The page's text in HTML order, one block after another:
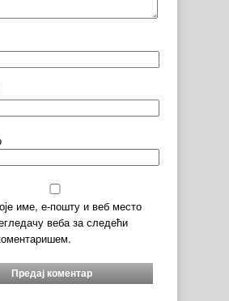
име, е-пошту и веб место
веба за следећи